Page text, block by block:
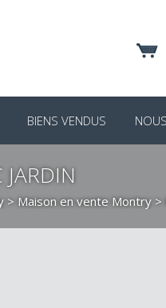
BIENS VENDUS
> Maison en vente Montry >